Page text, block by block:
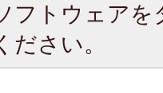
フトウェア
ださい。